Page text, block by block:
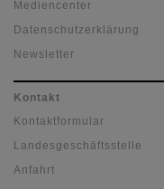
Mediencenter
Datenschutzerklärung
Newsletter
Kontakt
Kontaktformular
Landesgeschäftsstelle
Anfahrt